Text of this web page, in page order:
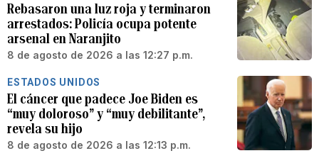
Rebasaron una luz roja y terminaron
arrestados: Policía ocupa potente
arsenal en Naranjito
8 de agosto de 2026 a las 12:27 p.m.
ESTADOS UNIDOS
El cáncer que padece Joe Biden es
“muy doloroso” y “muy debilitante”,
revela su hijo
8 de agosto de 2026 a las 12:13 p.m.